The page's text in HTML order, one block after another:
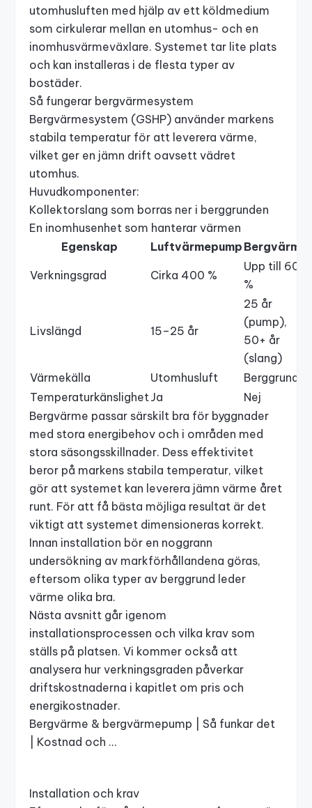
utomhusluften med hjälp av ett köldmedium
som cirkulerar mellan en utomhus- och en
inomhusvärmeväxlare. Systemet tar lite plats
och kan installeras i de flesta typer av
bostäder.
Så fungerar bergvärmesystem
Bergvärmesystem (GSHP) använder markens
stabila temperatur för att leverera värme,
vilket ger en jämn drift oavsett vädret
utomhus.
Huvudkomponenter:
Kollektorslang som borras ner i berggrunden
En inomhusenhet som hanterar värmen
Egenskap
Luftvärmepump Bergvärme
Verkningsgrad Cirka 400 %
Upp till 600
%
Livslängd 15–25 år
25 år
(pump),
50+ år
(slang)
Värmekälla
Utomhusluft
Berggrund
TemperaturkänslighetJa
Nej
Bergvärme passar särskilt bra för byggnader
med stora energibehov och i områden med
stora säsongsskillnader. Dess effektivitet
beror på markens stabila temperatur, vilket
gör att systemet kan leverera jämn värme året
runt. För att få bästa möjliga resultat är det
viktigt att systemet dimensioneras korrekt.
Innan installation bör en noggrann
undersökning av markförhållandena göras,
eftersom olika typer av berggrund leder
värme olika bra.
Nästa avsnitt går igenom
installationsprocessen och vilka krav som
ställs på platsen. Vi kommer också att
analysera hur verkningsgraden påverkar
driftskostnaderna i kapitlet om pris och
energikostnader.
Bergvärme & bergvärmepump | Så funkar det
| Kostnad och …
Installation och krav